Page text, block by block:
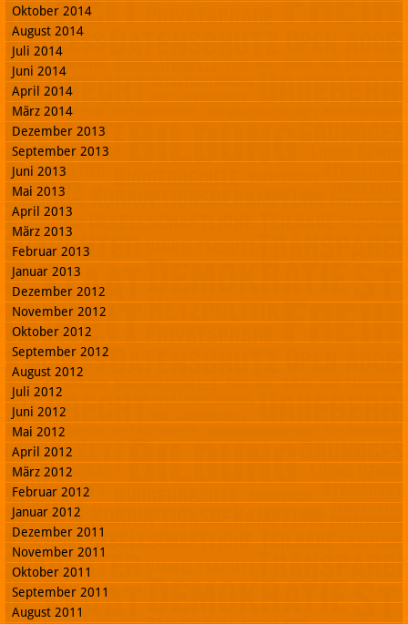
Oktober 2014
August 2014
Juli 2014
Juni 2014
April 2014
März 2014
Dezember 2013
September 2013
Juni 2013
Mai 2013
April 2013
März 2013
Februar 2013
Januar 2013
Dezember 2012
November 2012
Oktober 2012
September 2012
August 2012
Juli 2012
Juni 2012
Mai 2012
April 2012
März 2012
Februar 2012
Januar 2012
Dezember 2011
November 2011
Oktober 2011
September 2011
August 2011